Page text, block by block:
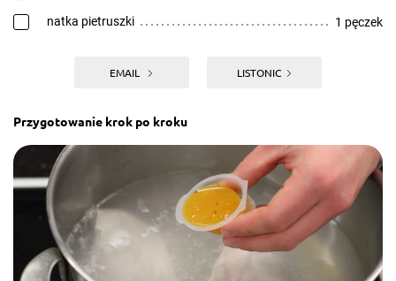
natka pietruszki 1 pęczek
EMAIL LISTONIC
Przygotowanie krok po kroku